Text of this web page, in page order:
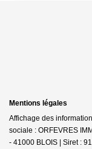
Mentions légales
Affichage des
sociale : ORFEVRES
- 41000 BLOIS | Siret :